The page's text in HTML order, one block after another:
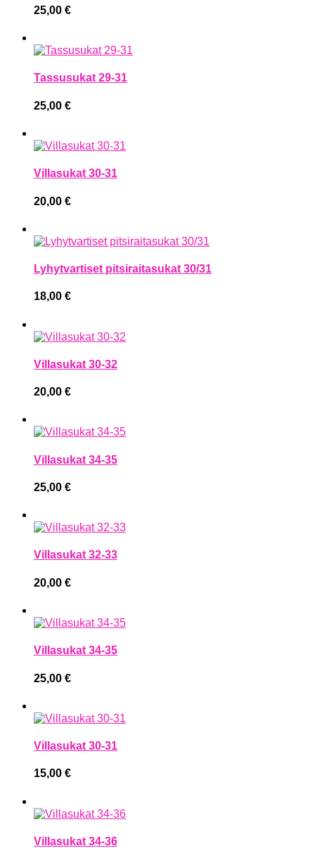
25,00 €
Tassusukat 29-31
25,00 €
Villasukat 30-31
20,00 €
Lyhytvartiset pitsiraitasukat 30/31
18,00 €
Villasukat 30-32
20,00 €
Villasukat 34-35
25,00 €
Villasukat 32-33
20,00 €
Villasukat 34-35
25,00 €
Villasukat 30-31
15,00 €
Villasukat 34-36